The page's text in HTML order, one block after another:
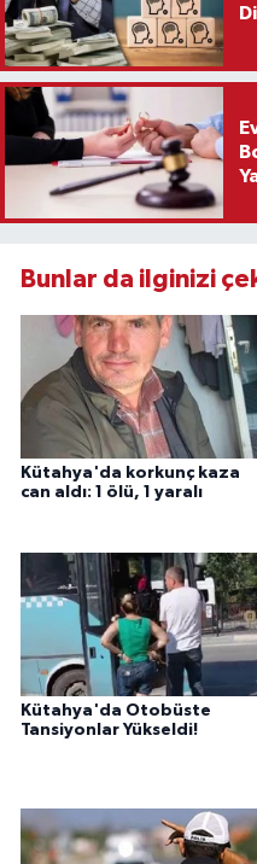
Bunlar da ilginizi
Kütahya'da korkunç kaza
can aldı: 1 ölü, 1 yaralı
Kütahya'da Otobüste
Tansiyonlar Yükseldi!